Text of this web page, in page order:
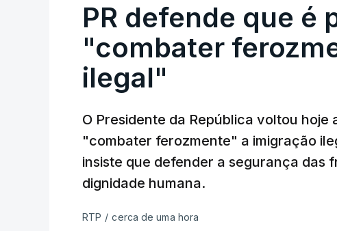
PR defende que é
"combater
ilegal"
O Presidente da República voltou hoje
"combater ferozmente" a imigração
insiste que defender a segurança das
dignidade humana.
RTP / cerca de uma hora